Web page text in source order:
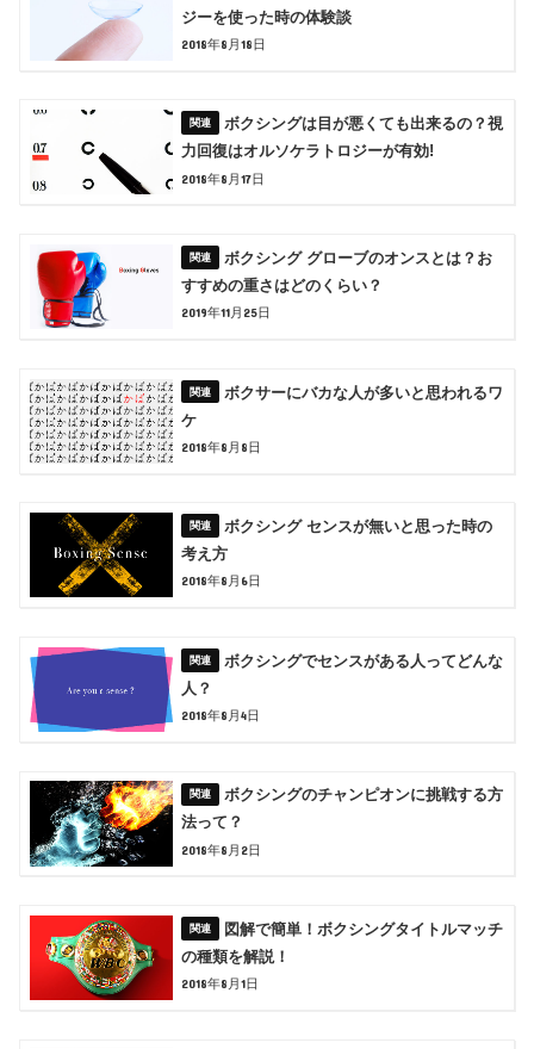
ジーを使った時の体験談
2018年8月18日
ボクシングは目が悪くても出来るの？視
力回復はオルソケラトロジーが有効!
2018年8月17日
ボクシング グローブのオンスとは？お
すすめの重さはどのくらい？
2019年11月25日
ボクサーにバカな人が多いと思われるワ
ケ
2018年8月8日
ボクシング センスが無いと思った時の
考え方
2018年8月6日
ボクシングでセンスがある人ってどんな
人？
2018年8月4日
ボクシングのチャンピオンに挑戦する方
法って？
2018年8月2日
図解で簡単！ボクシングタイトルマッチ
の種類を解説！
2018年8月1日